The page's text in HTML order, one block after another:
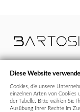
+43 664 99 640 700
Diese Website
Cookies, die unsere
einzelnen Arten von Cookies
der Tabelle. Bitte wählen Sie
Ausübung Ihrer Rechte im